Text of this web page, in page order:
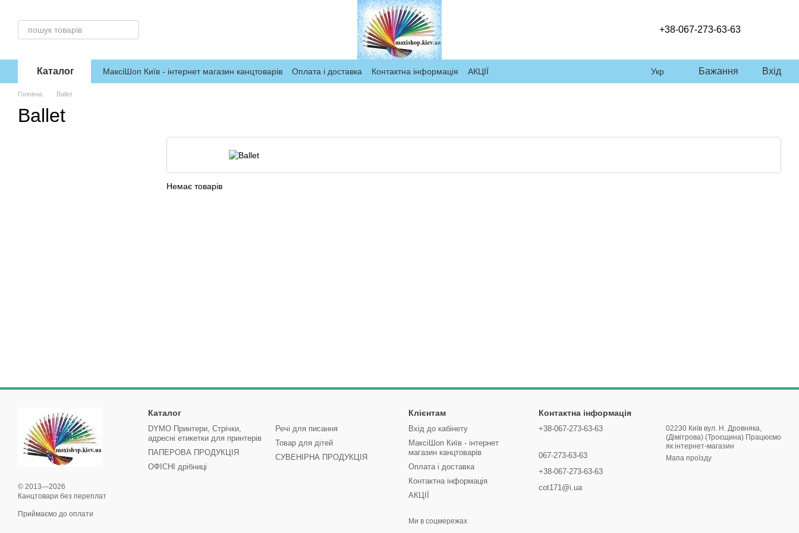
+38-067-273-63-63
Каталог МаксіШоп Київ - інтернет магазин канцтоварів Оплата і доставка Контактна інформація АКЦІЇ Укр Бажання Вхід
Головна Ballet
Ballet
Немає товарів
© 2013—2026
Канцтовари без переплат
Приймаємо до оплати
Каталог
DYMO Принтери, Стрічки,
адресні етикетки для принтерів
ПАПЕРОВА ПРОДУКЦІЯ
ОФІСНІ дрібниці
Речі для писання
Товар для дітей
СУВЕНІРНА ПРОДУКЦІЯ
Клієнтам
Вхід до кабінету
МаксіШоп Київ - інтернет
магазин канцтоварів
Оплата і доставка
Контактна інформація
АКЦІЇ
Ми в соцмережах
Контактна інформація
+38-067-273-63-63
067-273-63-63
+38-067-273-63-63
cot171@i.ua
02230 Київ вул. Н. Дровняка,
(Дімітрова) (Троєщина) Працюємо
як інтернет-магазин
Мапа проїзду